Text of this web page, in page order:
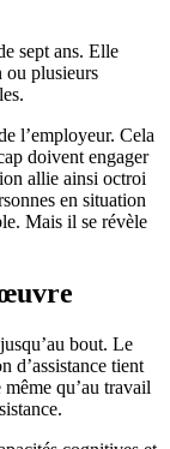
sept ans. Elle
ou plusieurs
l’employeur. Cela
doivent engager
allie ainsi octroi
en situation
Mais il se révèle
bout. Le
d’assistance tient
qu’au travail